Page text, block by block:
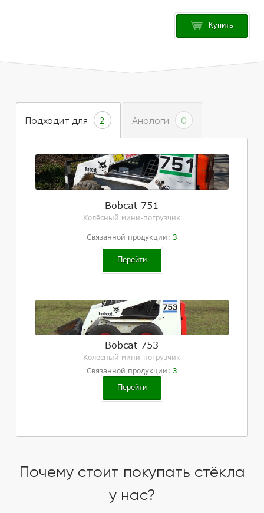
Купить
Подходит для 2 Аналоги 0
Bobcat 751
Колёсный мини-погрузчик
Связанной продукции: 3
Перейти
Bobcat 753
Колёсный мини-погрузчик
Связанной продукции: 3
Перейти
Почему стоит покупать стёкла
у нас?